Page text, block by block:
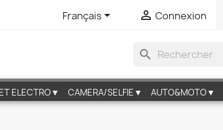
Français  Connexion
search
ELECTRO▼ CAMERA/SELFIE▼ AUTO&MOTO▼